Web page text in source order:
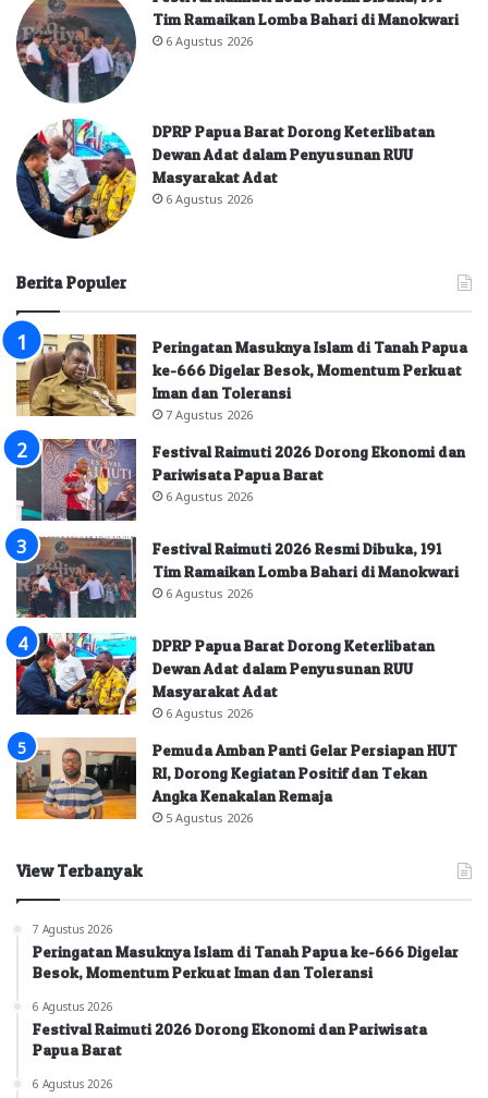
Tim Ramaikan Lomba Bahari di Manokwari
6 Agustus 2026
DPRP Papua Barat Dorong Keterlibatan
Dewan Adat dalam Penyusunan RUU
Masyarakat Adat
6 Agustus 2026
Berita Populer
Peringatan Masuknya Islam di Tanah Papua
ke-666 Digelar Besok, Momentum Perkuat
Iman dan Toleransi
7 Agustus 2026
Festival Raimuti 2026 Dorong Ekonomi dan
Pariwisata Papua Barat
6 Agustus 2026
Festival Raimuti 2026 Resmi Dibuka, 191
Tim Ramaikan Lomba Bahari di Manokwari
6 Agustus 2026
DPRP Papua Barat Dorong Keterlibatan
Dewan Adat dalam Penyusunan RUU
Masyarakat Adat
6 Agustus 2026
Pemuda Amban Panti Gelar Persiapan HUT
RI, Dorong Kegiatan Positif dan Tekan
Angka Kenakalan Remaja
5 Agustus 2026
View Terbanyak
7 Agustus 2026
Peringatan Masuknya Islam di Tanah Papua ke-666 Digelar
Besok, Momentum Perkuat Iman dan Toleransi
6 Agustus 2026
Festival Raimuti 2026 Dorong Ekonomi dan Pariwisata
Papua Barat
6 Agustus 2026